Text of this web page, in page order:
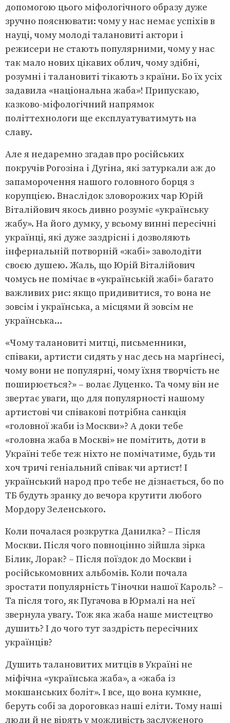
допомогою цього міфологічного образу дуже
зручно пояснювати: чому у нас немає успіхів в
науці, чому молоді талановиті актори і
режисери не стають популярними, чому у нас
так мало нових цікавих облич, чому здібні,
розумні і талановиті тікають з країни. Бо їх усіх
задавила «національна жаба»! Припускаю,
казково-міфологічний напрямок
політтехнологи ще експлуатуватимуть на
славу.
Але я недаремно згадав про російських
покручів Рогозіна і Дугіна, які затуркали аж до
запаморочення нашого головного борця з
корупцією. Внаслідок зловорожих чар Юрій
Віталійович якось дивно розуміє «українську
жабу». На його думку, у всьому винні пересічні
українці, які дуже заздрісні і дозволяють
інфернальній потворній «жабі» заволодіти
своєю душею. Жаль, що Юрій Віталійович
чомусь не помічає в «українській жабі» багато
важливих рис: якщо придивитися, то вона не
зовсім і українська, а місцями й зовсім не
українська…
«Чому талановиті митці, письменники,
співаки, артисти сидять у нас десь на марґінесі,
чому вони не популярні, чому їхня творчість не
поширюється?» – волає Луценко. Та чому він не
звертає уваги, що для популярності нашому
артистові чи співакові потрібна санкція
«головної жаби із Москви»? А доки тебе
«головна жаба в Москві» не помітить, доти в
Україні тебе теж ніхто не помічатиме, будь ти
хоч тричі геніальний співак чи артист! І
український народ про тебе не дізнається, бо по
ТБ будуть зранку до вечора крутити любого
Мордору Зеленського.
Коли почалася розкрутка Данилка? – Після
Москви. Після чого повноцінно зійшла зірка
Білик, Лорак? – Після поїздок до Москви і
російськомовних альбомів. Коли почала
зростати популярність Тіночки нашої Кароль? –
Та після того, як Пугачова в Юрмалі на неї
звернула увагу. Тож яка жаба наше мистецтво
душить? І до чого тут заздрість пересічних
українців?
Душить талановитих митців в Україні не
міфічна «українська жаба», а «жаба із
мокшанських боліт». І все, що вона кумкне,
беруть собі за дороговказ наші еліти. Тому наші
люди й не вірять у можливість заслуженого